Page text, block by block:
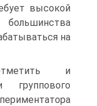
высокой
большинства
на
и
группового